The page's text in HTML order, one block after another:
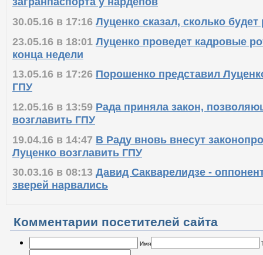
30.05.16 в 17:16 Луценко сказал, сколько
23.05.16 в 18:01 Луценко проведет кадровые
конца недели
13.05.16 в 17:26 Порошенко представил
ГПУ
12.05.16 в 13:59 Рада приняла закон,
возглавить ГПУ
19.04.16 в 14:47 В Раду вновь внесут
Луценко возглавить ГПУ
30.03.16 в 08:13 Давид Сакварелидзе -
зверей нарвались
Комментарии посетителей сайта
Имя